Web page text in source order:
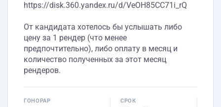
https://disk.360.yandex.ru/d/VeOH85CC71i_rQ
От кандидата хотелось бы услышать либо
цену за 1 рендер (что менее
предпочтительно), либо оплату в месяц и
количество полученных за этот месяц
рендеров.
ГОНОРАР СРОК